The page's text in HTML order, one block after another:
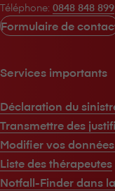
Téléphone: 0848 848 899
Formulaire de
Services importants
Déclaration du
Transmettre des
Modifier vos
Liste des thérapeutes
Notfall-Finder dans